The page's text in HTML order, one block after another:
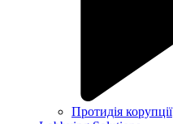
Протидія корупції